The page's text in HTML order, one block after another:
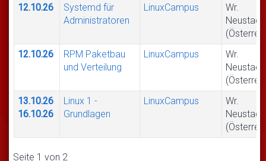
12.10.26
Systemd für
Administratoren
LinuxCampus
Wr.
Neustadt
12.10.26
RPM Paketbau
und Verteilung
LinuxCampus
Wr.
Neustadt
13.10.26
16.10.26
Linux 1 -
Grundlagen
LinuxCampus
Wr.
Neustadt
Seite 1 von 2